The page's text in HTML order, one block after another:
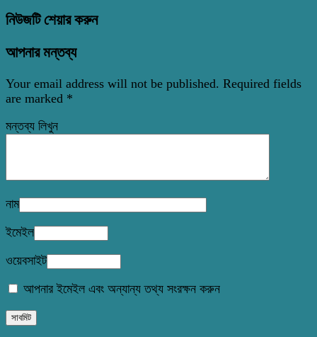
নিউজটি শেয়ার করুন
আপনার মন্তব্য
Your email address will not be published. Required fields
are marked *
মন্তব্য লিখুন
নাম
ইমেইল
ওয়েবসাইট
আপনার ইমেইল এবং অন্যান্য তথ্য সংরক্ষন করুন